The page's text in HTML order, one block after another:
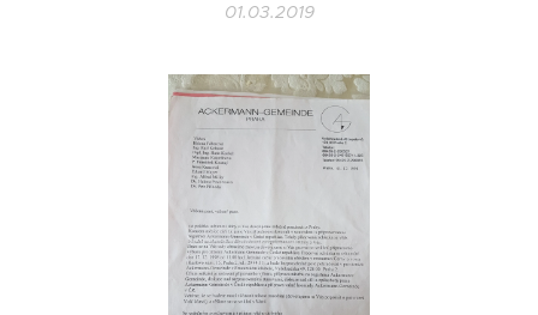
01.03.2019